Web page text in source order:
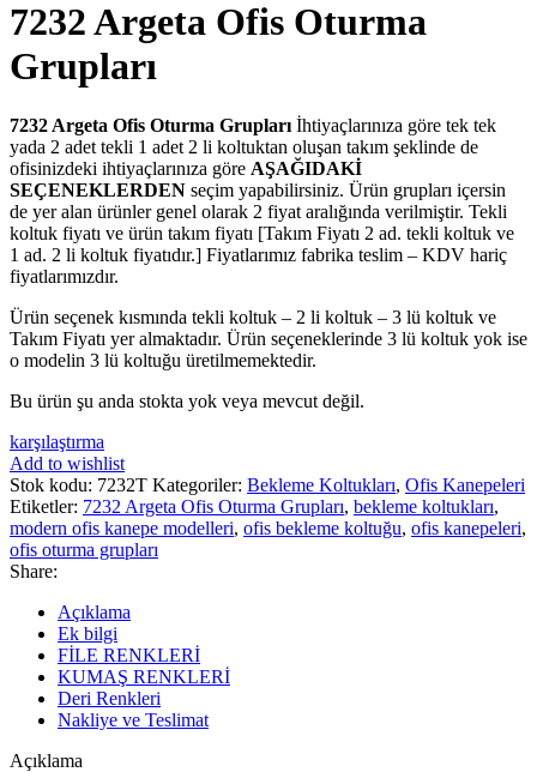
7232 Argeta Ofis Oturma
Grupları
7232 Argeta Ofis Oturma Grupları İhtiyaçlarınıza göre tek tek
yada 2 adet tekli 1 adet 2 li koltuktan oluşan takım şeklinde de
ofisinizdeki ihtiyaçlarınıza göre AŞAĞIDAKİ
SEÇENEKLERDEN seçim yapabilirsiniz. Ürün grupları içersin
de yer alan ürünler genel olarak 2 fiyat aralığında verilmiştir. Tekli
koltuk fiyatı ve ürün takım fiyatı [Takım Fiyatı 2 ad. tekli koltuk ve
1 ad. 2 li koltuk fiyatıdır.] Fiyatlarımız fabrika teslim – KDV hariç
fiyatlarımızdır.
Ürün seçenek kısmında tekli koltuk – 2 li koltuk – 3 lü koltuk ve
Takım Fiyatı yer almaktadır. Ürün seçeneklerinde 3 lü koltuk yok ise
o modelin 3 lü koltuğu üretilmemektedir.
Bu ürün şu anda stokta yok veya mevcut değil.
karşılaştırma
Add to wishlist
Stok kodu: 7232T Kategoriler: Bekleme Koltukları, Ofis Kanepeleri
Etiketler: 7232 Argeta Ofis Oturma Grupları, bekleme koltukları,
modern ofis kanepe modelleri, ofis bekleme koltuğu, ofis kanepeleri,
ofis oturma grupları
Share:
Açıklama
Ek bilgi
FİLE RENKLERİ
KUMAŞ RENKLERİ
Deri Renkleri
Nakliye ve Teslimat
Açıklama